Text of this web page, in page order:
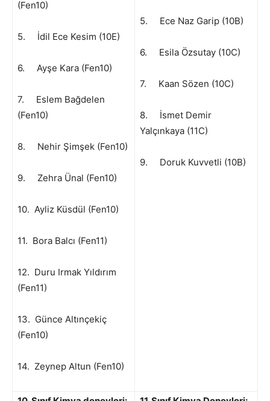
(Fen10)
5. İdil Ece Kesim (10E)
6. Ayşe Kara (Fen10)
7. Eslem Bağdelen
(Fen10)
8. Nehir Şimşek (Fen10)
9. Zehra Ünal (Fen10)
10. Ayliz Küsdül (Fen10)
11. Bora Balcı (Fen11)
12. Duru Irmak Yıldırım
(Fen11)
13. Günce Altınçekiç
(Fen10)
14. Zeynep Altun (Fen10)
5. Ece Naz Garip (10B)
6. Esila Özsutay (10C)
7. Kaan Sözen (10C)
8. İsmet Demir
Yalçınkaya (11C)
9. Doruk Kuvvetli (10B)